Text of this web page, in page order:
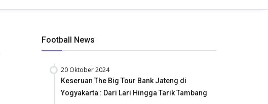
Football News
20 Oktober 2024
Keseruan The Big Tour Bank Jateng di
Yogyakarta : Dari Lari Hingga Tarik Tambang